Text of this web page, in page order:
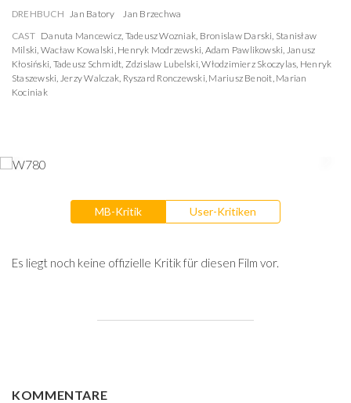
DREHBUCH Jan Batory
Jan Brzechwa
CAST Danuta Mancewicz, Tadeusz Wozniak, Bronislaw Darski, Stanisław
Milski, Wacław Kowalski, Henryk Modrzewski, Adam Pawlikowski, Janusz
Kłosiński, Tadeusz Schmidt, Zdzislaw Lubelski,Włodzimierz Skoczylas, Henryk
Staszewski, Jerzy Walczak, Ryszard Ronczewski, Mariusz Benoit, Marian
Kociniak
MB-Kritik User-Kritiken
Es liegt noch keine offizielle Kritik für diesen Film vor.
KOMMENTARE